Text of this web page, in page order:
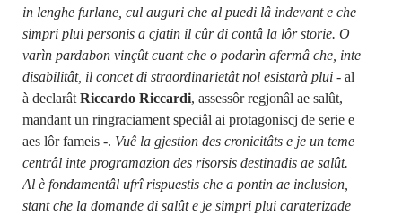
in lenghe furlane, cul auguri che al puedi lâ indevant e che
simpri plui personis a cjatin il cûr di contâ la lôr storie. O
varìn pardabon vinçût cuant che o podarìn afermâ che, inte
disabilitât, il concet di straordinarietât nol esistarà plui - al
à declarât Riccardo Riccardi, assessôr regjonâl ae salût,
mandant un ringraciament speciâl ai protagoniscj de serie e
aes lôr fameis -. Vuê la gjestion des cronicitâts e je un teme
centrâl inte programazion des risorsis destinadis ae salût.
Al è fondamentâl ufrî rispuestis che a pontin ae inclusion,
stant che la domande di salût e je simpri plui caraterizade